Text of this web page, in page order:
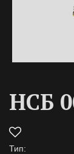
НСБ
Тип: